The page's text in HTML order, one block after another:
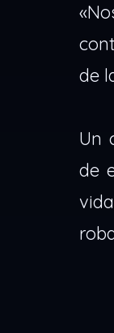
de
Un
de